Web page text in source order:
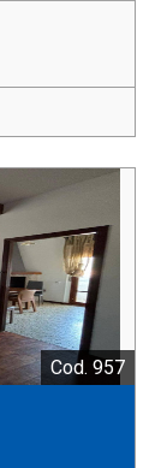
Cod. 957